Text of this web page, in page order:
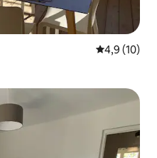
Note
4,9 (10)